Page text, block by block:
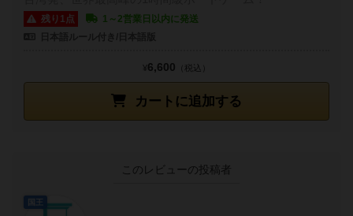
残り1点
1～2営業日以内に発送
カートに追加する
¥6,600 （税込）
このレビューの投稿者
国王